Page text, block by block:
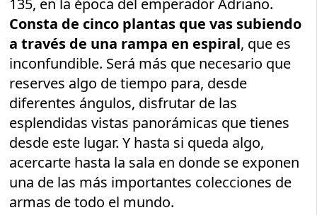
135, en la época del emperador Adriano.
Consta de cinco plantas que vas subiendo
a través de una rampa en espiral, que es
inconfundible. Será más que necesario que
reserves algo de tiempo para, desde
diferentes ángulos, disfrutar de las
esplendidas vistas panorámicas que tienes
desde este lugar. Y hasta si queda algo,
acercarte hasta la sala en donde se exponen
una de las más importantes colecciones de
armas de todo el mundo.